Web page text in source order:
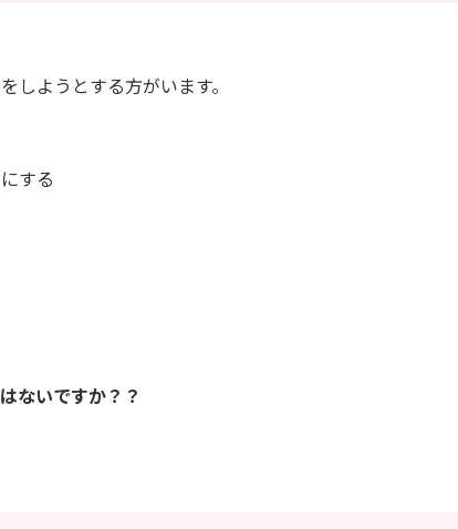
しようとする方がいます。
する
ないですか？？